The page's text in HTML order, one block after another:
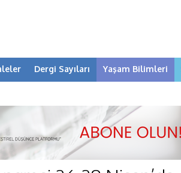
Dergi Sayıları Yaşam Bilimleri